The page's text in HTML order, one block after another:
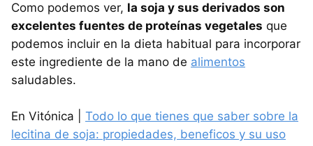
Como podemos ver, la soja y sus derivados son
excelentes fuentes de proteínas vegetales que
podemos incluir en la dieta habitual para incorporar
este ingrediente de la mano de alimentos
saludables.
En Vitónica | Todo lo que tienes que saber sobre la
lecitina de soja: propiedades, beneficos y su uso